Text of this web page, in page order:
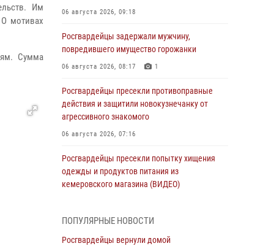
Им
мотивах
Сумма
06 августа 2026, 09:18
Росгвардейцы задержали мужчину,
повредившего имущество горожанки
06 августа 2026, 08:17 1
Росгвардейцы пресекли противоправные
действия и защитили новокузнечанку от
агрессивного знакомого
06 августа 2026, 07:16
Росгвардейцы пресекли попытку хищения
одежды и продуктов питания из
кемеровского магазина (ВИДЕО)
В Кузбассе стартовал чемпионат Сибирского
ордена Жукова округа Росгвардии по
ПОПУЛЯРНЫЕ НОВОСТИ
Росгвардейцы вернули домой